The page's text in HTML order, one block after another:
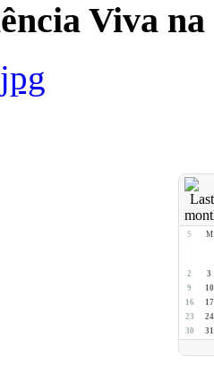
Viva
S M
2
3
9
10
16
17
23
24
30
31